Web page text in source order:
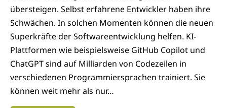
übersteigen. Selbst erfahrene Entwickler haben ihre
Schwächen. In solchen Momenten können die neuen
Superkräfte der Softwareentwicklung helfen. KI-
Plattformen wie beispielsweise GitHub Copilot und
ChatGPT sind auf Milliarden von Codezeilen in
verschiedenen Programmiersprachen trainiert. Sie
können weit mehr als nur…